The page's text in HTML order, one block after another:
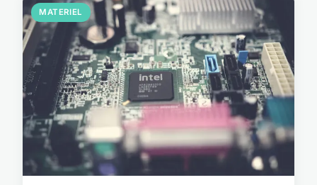
MATERIEL